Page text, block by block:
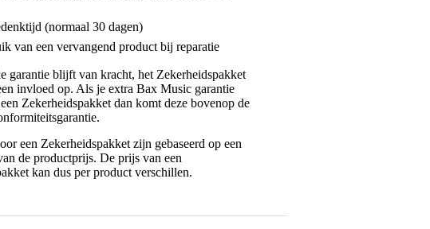
(normaal 30 dagen)
van een vervangend product bij reparatie
garantie blijft van kracht, het Zekerheidspakket
invloed op. Als je extra Bax Music garantie
Zekerheidspakket dan komt deze bovenop de
een Zekerheidspakket zijn gebaseerd op een
de productprijs. De prijs van een
kan dus per product verschillen.